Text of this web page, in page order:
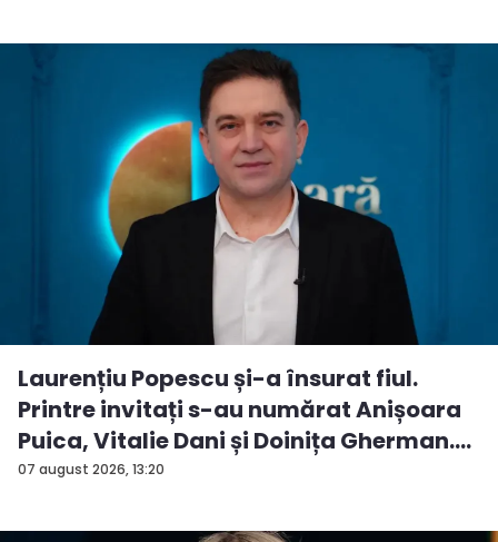
07 august 2026, 13:20
Laurențiu Popescu și-a însurat fiul.
Printre invitați s-au numărat Anișoara
Puica, Vitalie Dani și Doinița Gherman.
P...